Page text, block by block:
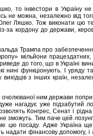
то інвестори в Україну
не можна, незалежно від
Ляшко. Тож виконати цю
за кордону до держави,
Трампа про
мільйони працездатних,
до того, що в Україні
нині функціонують. І уряду
з інших країн,
ним держави попри
нагадує уже підзабутий
Конгрес, Сенат і
зможуть. Тим паче цей
цю посаду. Адже Україна
фінансову допомогу,